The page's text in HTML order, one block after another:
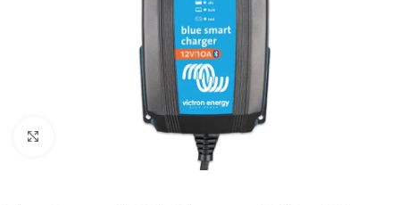
Büyütmek için tıklayın